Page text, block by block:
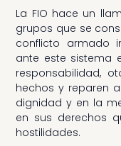
La FIO hace un
grupos que se
conflicto armado
ante este sistema
responsabilidad,
hechos y reparen
dignidad y en la
en sus derechos
hostilidades.